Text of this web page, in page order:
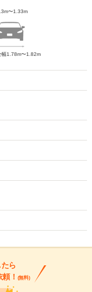
〜1.33m
幅1.78m〜1.82m
ら
！ (無料)